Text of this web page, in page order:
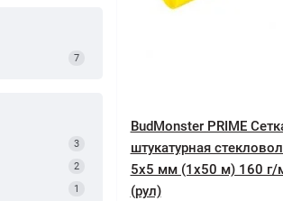
7
3
2
1
BudMonster PRIME
штукатурная
5x5 мм (1x50 м) 160 г/
(рул)